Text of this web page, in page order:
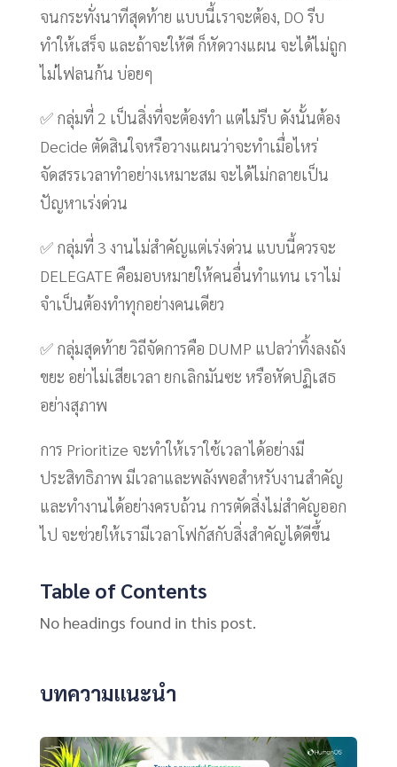
จนกระทั่งนาทีสุดท้าย แบบนี้เราจะต้อง, DO รีบ
ทำให้เสร็จ และถ้าจะให้ดี ก็หัดวางแผน จะได้ไม่ถูก
ไม่ไฟลนก้น บ่อยๆ
✅ กลุ่มที่ 2 เป็นสิ่งที่จะต้องทำ แต่ไม่รีบ ดังนั้นต้อง
Decide ตัดสินใจหรือวางแผนว่าจะทำเมื่อไหร่
จัดสรรเวลาทำอย่างเหมาะสม จะได้ไม่กลายเป็น
ปัญหาเร่งด่วน
✅ กลุ่มที่ 3 งานไม่สำคัญแต่เร่งด่วน แบบนี้ควรจะ
DELEGATE คือมอบหมายให้คนอื่นทำแทน เราไม่
จำเป็นต้องทำทุกอย่างคนเดียว
✅ กลุ่มสุดท้าย วิถีจัดการคือ DUMP แปลว่าทิ้งลงถัง
ขยะ อย่าไม่เสียเวลา ยกเลิกมันซะ หรือหัดปฏิเสธ
อย่างสุภาพ
การ Prioritize จะทำให้เราใช้เวลาได้อย่างมี
ประสิทธิภาพ มีเวลาและพลังพอสำหรับงานสำคัญ
และทำงานได้อย่างครบถ้วน การตัดสิ่งไม่สำคัญออก
ไป จะช่วยให้เรามีเวลาโฟกัสกับสิ่งสำคัญได้ดีขึ้น
Table of Contents
No headings found in this post.
บทความแนะนำ